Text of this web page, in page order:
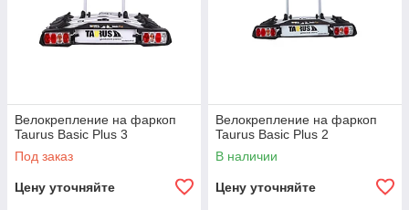
Велокрепление на фаркоп
Taurus Basic Plus 3
Под заказ
Цену уточняйте
Велокрепление на фаркоп
Taurus Basic Plus 2
В наличии
Цену уточняйте